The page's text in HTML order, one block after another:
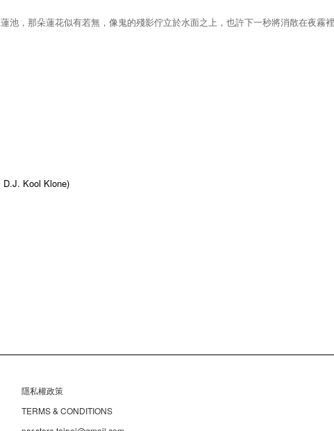
池，那朵蓮花似有若無，像鬼的殘影佇立於水面之上，也許下一秒將消散在夜霧
D.J. Kool Klone)
隱私權政策
TERMS & CONDITIONS